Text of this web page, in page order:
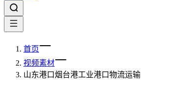
首页
视频素材
山东港口烟台港工业港口物流运输